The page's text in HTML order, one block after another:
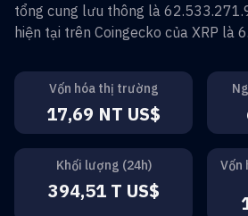
tổng cung lưu thông là
hiện tại trên Coingecko của XRP là 6.
Vốn hóa thị trường
17,69 NT US$
Khối lượng (24h)
394,51 T US$
Vốn